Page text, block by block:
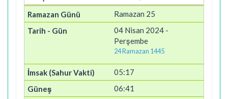
Ramazan 25
04 Nisan 2024 -
Perşembe
24 Ramazan 1445
05:17
06:41